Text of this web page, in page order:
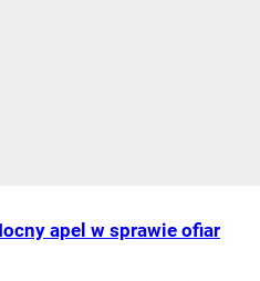
apel w sprawie ofiar